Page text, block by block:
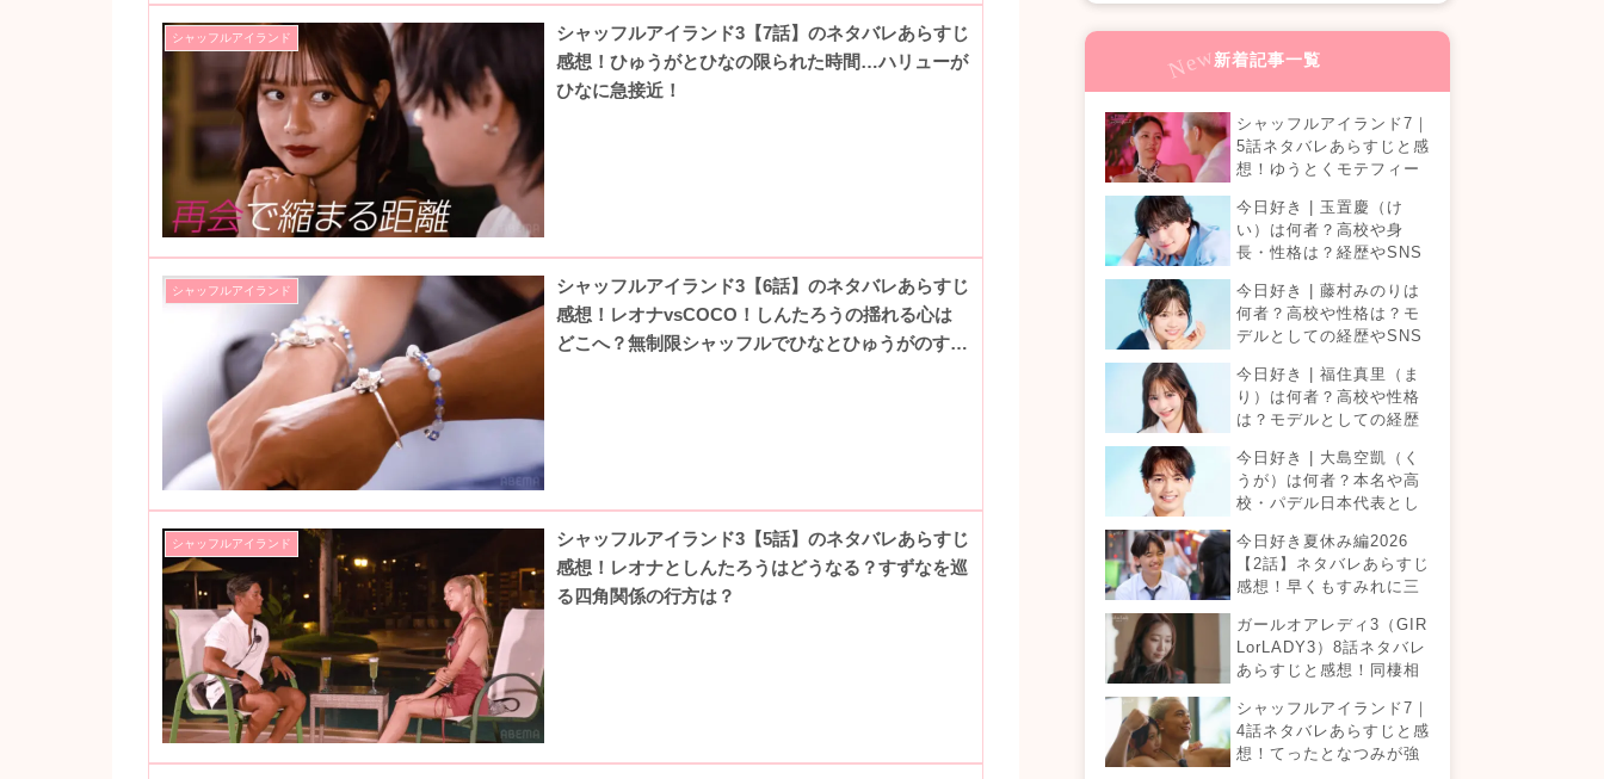
シャッフルアイランド
シャッフルアイランド3【7話】のネタバレあらすじ
感想！ひゅうがとひなの限られた時間…ハリューが
ひなに急接近！
シャッフルアイランド
シャッフルアイランド3【6話】のネタバレあらすじ
感想！レオナvsCOCO！しんたろうの揺れる心は
どこへ？無制限シャッフルでひなとひゅうがのすれ
シャッフルアイランド
シャッフルアイランド3【5話】のネタバレあらすじ
感想！レオナとしんたろうはどうなる？すずなを巡
る四角関係の行方は？
新着記事一覧
シャッフルアイランド7｜
5話ネタバレあらすじと感
想！ゆうとくモテフィー
ったが暴走！？
今日好き | 玉置慶（け
い）は何者？高校や身
長・性格は？経歴やSNS
今日好き | 藤村みのりは
何者？高校や性格は？モ
デルとしての経歴やSNS
今日好き | 福住真里（ま
り）は何者？高校や性格
は？モデルとしての経歴
め！
今日好き | 大島空凱（く
うが）は何者？本名や高
校・パデル日本代表とし
ールまとめ！
今日好き夏休み編2026
【2話】ネタバレあらすじ
感想！早くもすみれに三
ルは生まれる？
ガールオアレディ3（GIR
LorLADY3）8話ネタバレ
あらすじと感想！同棲相
気持ちの変化は…？
シャッフルアイランド7｜
4話ネタバレあらすじと感
想！てったとなつみが強